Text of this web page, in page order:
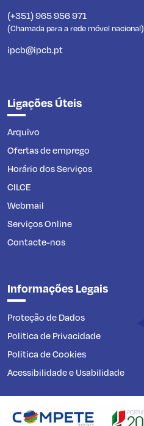
(+351) 965 956 971
(Chamada para a rede móvel nacional)
ipcb@ipcb.pt
Ligações Úteis
Arquivo
Ofertas de emprego
Horário dos Serviços
CILCE
Webmail
Serviços Online
Contacte-nos
Informações Legais
Proteção de Dados
Politica de Privacidade
Politica de Cookies
Acessibilidade e Usabilidade